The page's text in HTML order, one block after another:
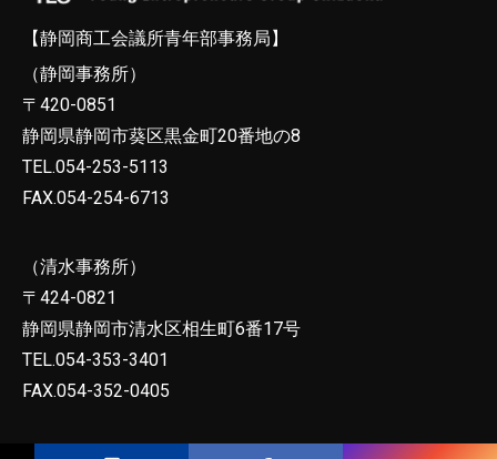
【静岡商工会議所青年部事務局】
（静岡事務所）
〒420-0851
静岡県静岡市葵区黒金町20番地の8
TEL.054-253-5113
FAX.054-254-6713
（清水事務所）
〒424-0821
静岡県静岡市清水区相生町6番17号
TEL.054-353-3401
FAX.054-352-0405